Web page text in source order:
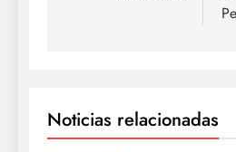
Noticias relacionadas